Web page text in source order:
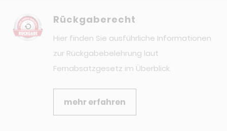
Rückgaberecht
Hier finden Sie ausführliche Informationen
zur Rückgabebelehrung laut
Fernabsatzgesetz im Überblick.
mehr erfahren